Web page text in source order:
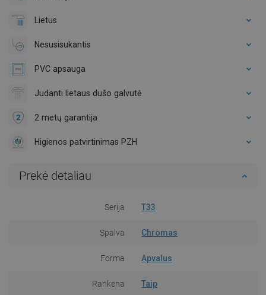
Lietus
Nesusisukantis
PVC apsauga
Judanti lietaus dušo galvutė
2 metų garantija
Higienos patvirtinimas PZH
Prekė detaliau
Serija T33
Spalva Chromas
Forma Apvalus
Rankena Taip